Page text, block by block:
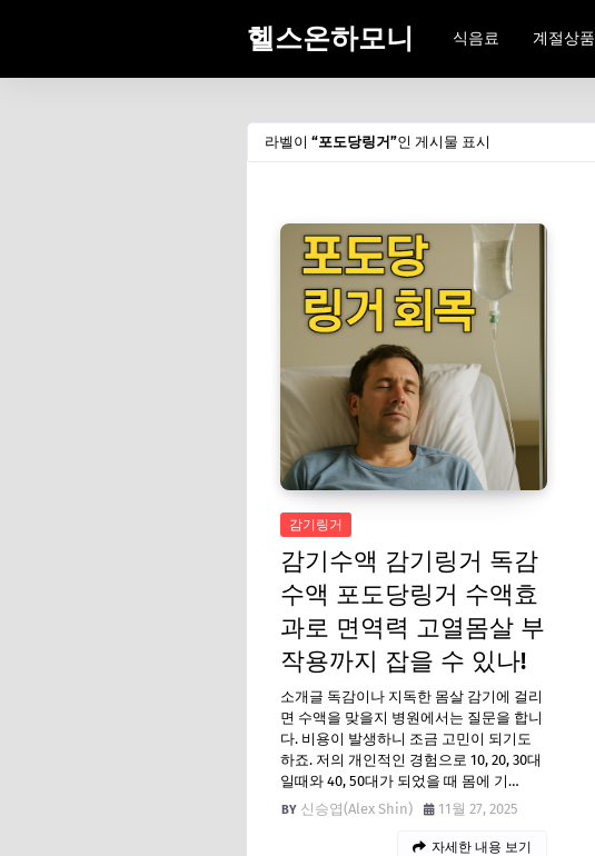
헬스온하모니 식음료 계절상품
라벨이 포도당링거 인 게시물 표시
감기링거
감기수액 감기링거 독감
수액 포도당링거 수액효
과로 면역력 고열몸살 부
작용까지 잡을 수 있나!
소개글 독감이나 지독한 몸살 감기에 걸리
면 수액을 맞을지 병원에서는 질문을 합니
다. 비용이 발생하니 조금 고민이 되기도
하죠. 저의 개인적인 경험으로 10, 20, 30대
일때와 40, 50대가 되었을 때 몸에 기…
신승엽(Alex Shin)
11월 27, 2025
자세한 내용 보기